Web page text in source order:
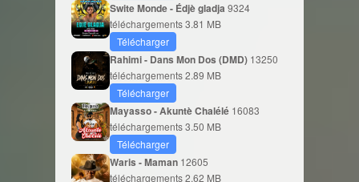
Swite Monde - Édjè gladja 9324
téléchargements3.81 MB
Télécharger
Rahimi - Dans Mon Dos (DMD) 13250
téléchargements2.89 MB
Télécharger
Mayasso - Akuntè Chalélé 16083
téléchargements3.50 MB
Télécharger
Waris - Maman 12605
téléchargements2.62 MB